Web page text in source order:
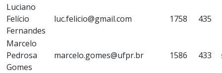
Luciano
Felício
Fernandes
luc.felicio@gmail.com 1758 435
Marcelo
Pedrosa
Gomes
marcelo.gomes@ufpr.br 1586 433